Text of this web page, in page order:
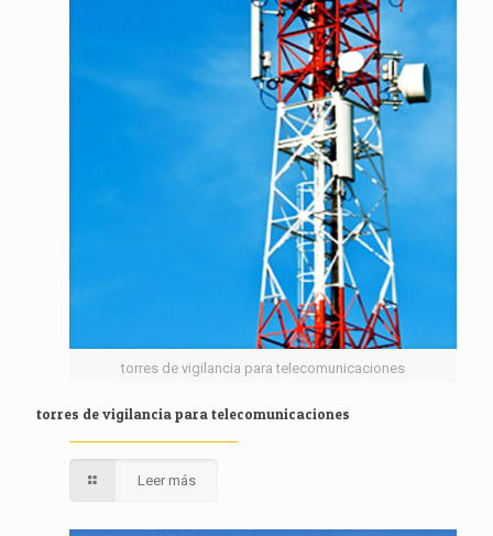
torres de vigilancia para telecomunicaciones
torres de vigilancia para telecomunicaciones
Leer más